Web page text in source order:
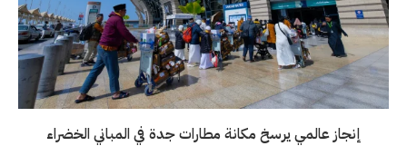
إنجاز عالمي يرسخ مكانة مطارات جدة في المباني الخضراء